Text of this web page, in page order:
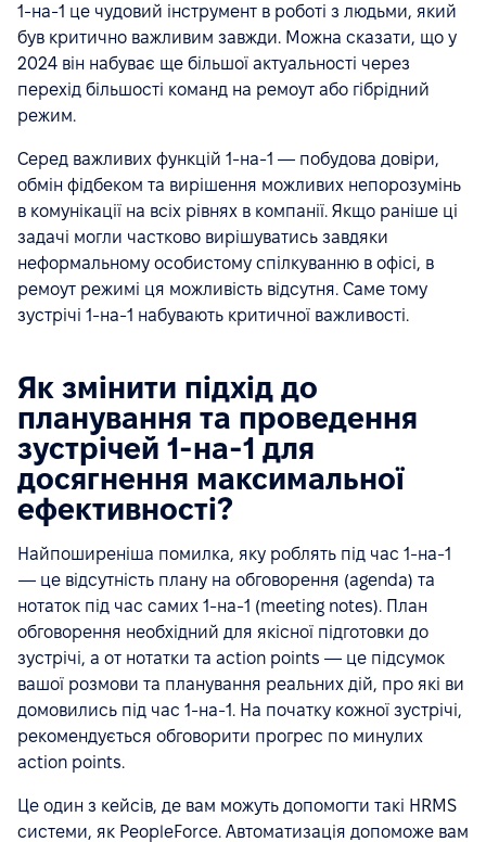
1-на-1 це чудовий інструмент в роботі з людьми, який
був критично важливим завжди. Можна сказати, що у
2024 він набуває ще більшої актуальності через
перехід більшості команд на ремоут або гібрідний
режим.
Серед важливих функцій 1-на-1 — побудова довіри,
обмін фідбеком та вирішення можливих непорозумінь
в комунікації на всіх рівнях в компанії. Якщо раніше ці
задачі могли частково вирішуватись завдяки
неформальному особистому спілкуванню в офісі, в
ремоут режимі ця можливість відсутня. Саме тому
зустрічі 1-на-1 набувають критичної важливості.
Як змінити підхід до
планування та проведення
зустрічей 1-на-1 для
досягнення максимальної
ефективності?
Найпоширеніша помилка, яку роблять під час 1-на-1
— це відсутність плану на обговорення (agenda) та
нотаток під час самих 1-на-1 (meeting notes). План
обговорення необхідний для якісної підготовки до
зустрічі, а от нотатки та action points — це підсумок
вашої розмови та планування реальних дій, про які ви
домовились під час 1-на-1. На початку кожної зустрічі,
рекомендується обговорити прогрес по минулих
action points.
Це один з кейсів, де вам можуть допомогти такі HRMS
системи, як PeopleForce. Автоматизація допоможе вам